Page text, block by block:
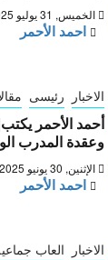
الخميس, 31 يوليو 2025, 11:02 ص
احمد الأحمر
الاخبار رئيسى
أحمد الأحمر
وعقدة المدرب
الإثنين, 30 يونيو 2025, 11:49 ص
احمد الأحمر
الاخبار العاب